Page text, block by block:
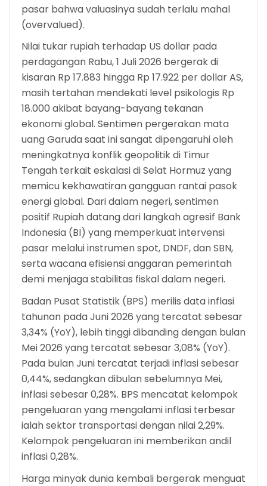
pasar bahwa valuasinya sudah terlalu mahal
(overvalued).
Nilai tukar rupiah terhadap US dollar pada
perdagangan Rabu, 1 Juli 2026 bergerak di
kisaran Rp 17.883 hingga Rp 17.922 per dollar AS,
masih tertahan mendekati level psikologis Rp
18.000 akibat bayang-bayang tekanan
ekonomi global. Sentimen pergerakan mata
uang Garuda saat ini sangat dipengaruhi oleh
meningkatnya konflik geopolitik di Timur
Tengah terkait eskalasi di Selat Hormuz yang
memicu kekhawatiran gangguan rantai pasok
energi global. Dari dalam negeri, sentimen
positif Rupiah datang dari langkah agresif Bank
Indonesia (BI) yang memperkuat intervensi
pasar melalui instrumen spot, DNDF, dan SBN,
serta wacana efisiensi anggaran pemerintah
demi menjaga stabilitas fiskal dalam negeri.
Badan Pusat Statistik (BPS) merilis data inflasi
tahunan pada Juni 2026 yang tercatat sebesar
3,34% (YoY), lebih tinggi dibanding dengan bulan
Mei 2026 yang tercatat sebesar 3,08% (YoY).
Pada bulan Juni tercatat terjadi inflasi sebesar
0,44%, sedangkan dibulan sebelumnya Mei,
inflasi sebesar 0,28%. BPS mencatat kelompok
pengeluaran yang mengalami inflasi terbesar
ialah sektor transportasi dengan nilai 2,29%.
Kelompok pengeluaran ini memberikan andil
inflasi 0,28%.
Harga minyak dunia kembali bergerak menguat